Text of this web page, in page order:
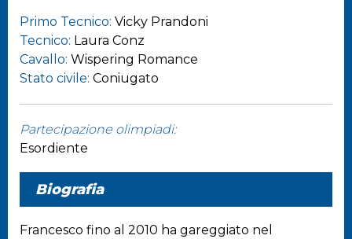
Primo Tecnico: Vicky Prandoni
Tecnico: Laura Conz
Cavallo: Wispering Romance
Stato civile: Coniugato
Partecipazione olimpiadi:
Esordiente
Biografia
Francesco fino al 2010 ha gareggiato nel